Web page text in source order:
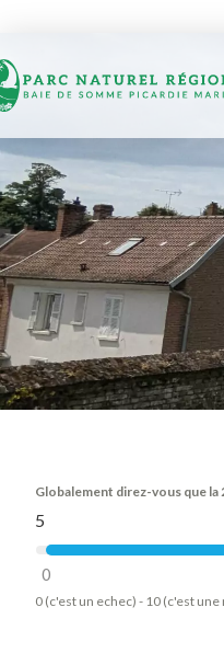
Globalement direz-vous que la
0
5
0 (c'est un echec) - 10 (c'est